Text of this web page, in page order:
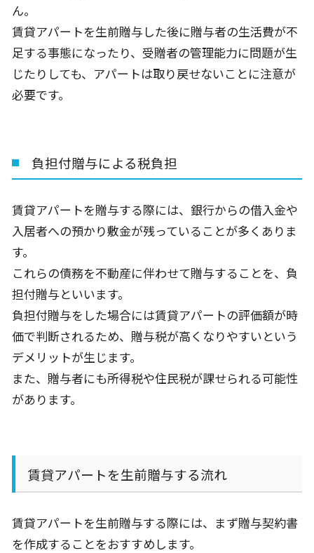
ん。
賃貸アパートを生前贈与した後に贈与者の生活費が不
足する事態になったり、受贈者の管理能力に問題が生
じたりしても、アパートは取り戻せないことに注意が
必要です。
負担付贈与による税負担
賃貸アパートを贈与する際には、銀行からの借入金や
入居者への預かり敷金が残っていることが多くありま
す。
これらの債務を不動産に伴わせて贈与することを、負
担付贈与といいます。
負担付贈与をした場合には賃貸アパートの評価額が時
価で判断されるため、贈与税が高くなりやすいという
デメリットが生じます。
また、贈与者にも所得税や住民税が課せられる可能性
があります。
賃貸アパートを生前贈与する流れ
賃貸アパートを生前贈与する際には、まず贈与契約書
を作成することをおすすめします。